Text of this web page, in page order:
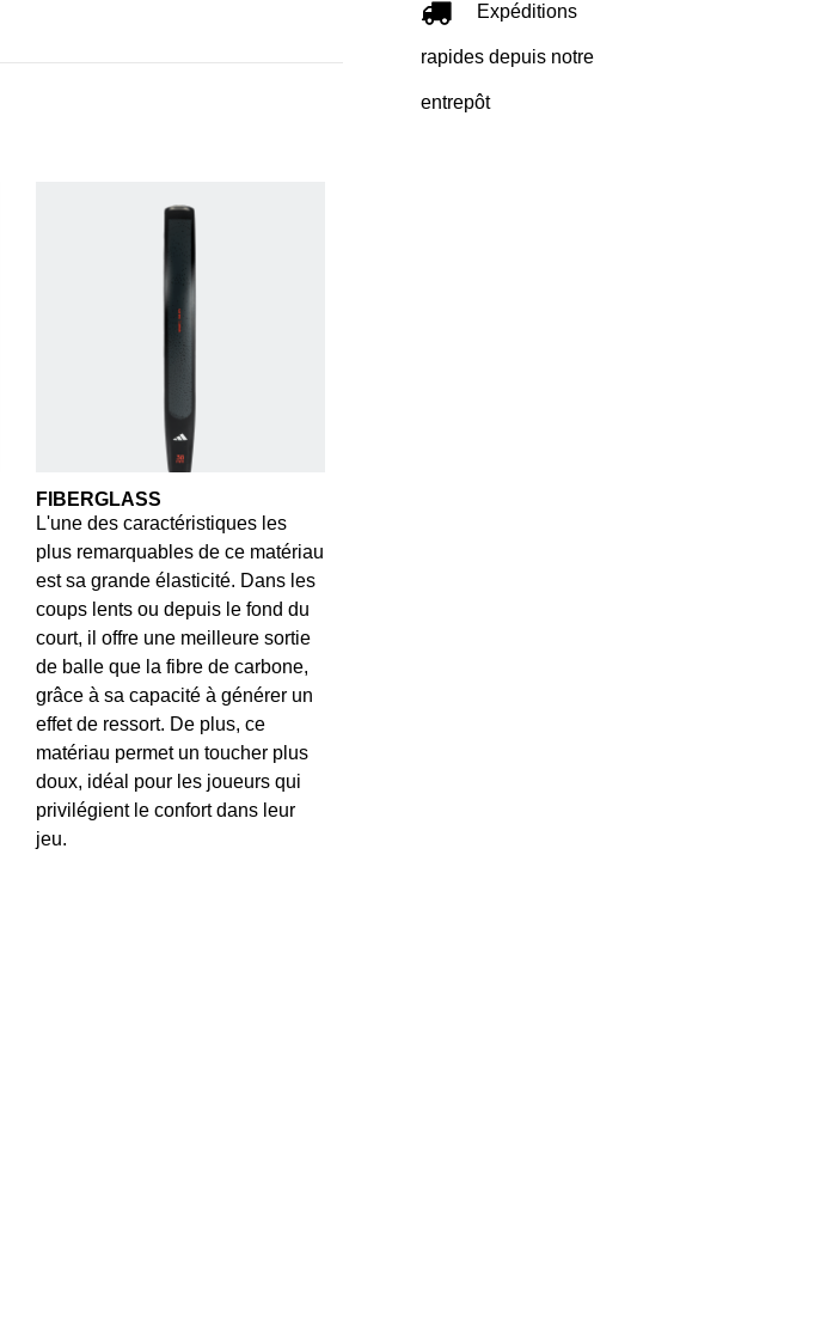
FIBERGLASS
L'une des caractéristiques les
plus remarquables de ce matériau
est sa grande élasticité. Dans les
coups lents ou depuis le fond du
court, il offre une meilleure sortie
de balle que la fibre de carbone,
grâce à sa capacité à générer un
effet de ressort. De plus, ce
matériau permet un toucher plus
doux, idéal pour les joueurs qui
privilégient le confort dans leur
jeu.
Expéditions
rapides depuis notre
entrepôt